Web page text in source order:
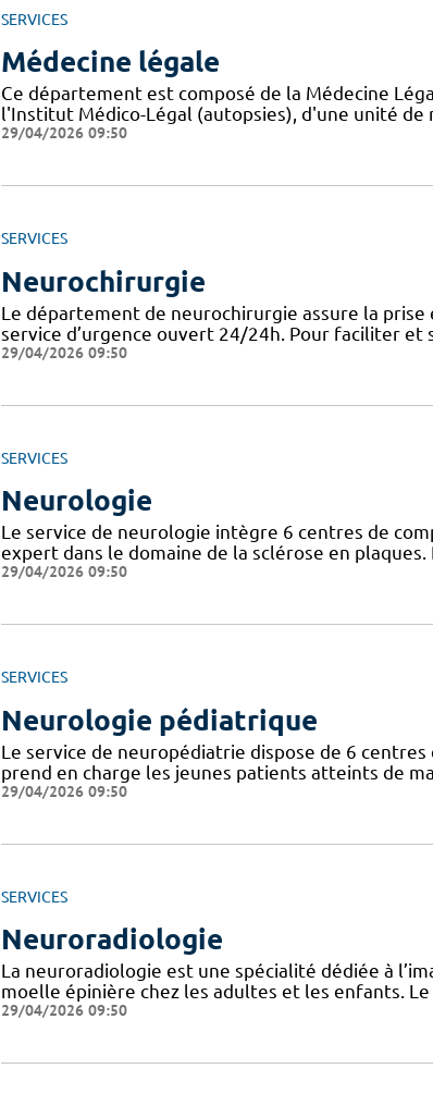
SERVICES
Médecine légale
Ce département est composé de la Médecine
l'Institut Médico-Légal (autopsies), d'une unité
29/04/2026 09:50
SERVICES
Neurochirurgie
Le département de neurochirurgie assure la
service d’urgence ouvert 24/24h. Pour faciliter
29/04/2026 09:50
SERVICES
Neurologie
Le service de neurologie intègre 6 centres de
expert dans le domaine de la sclérose en
29/04/2026 09:50
SERVICES
Neurologie pédiatrique
Le service de neuropédiatrie dispose de 6
prend en charge les jeunes patients atteints de
29/04/2026 09:50
SERVICES
Neuroradiologie
La neuroradiologie est une spécialité dédiée à
moelle épinière chez les adultes et les enfants.
29/04/2026 09:50